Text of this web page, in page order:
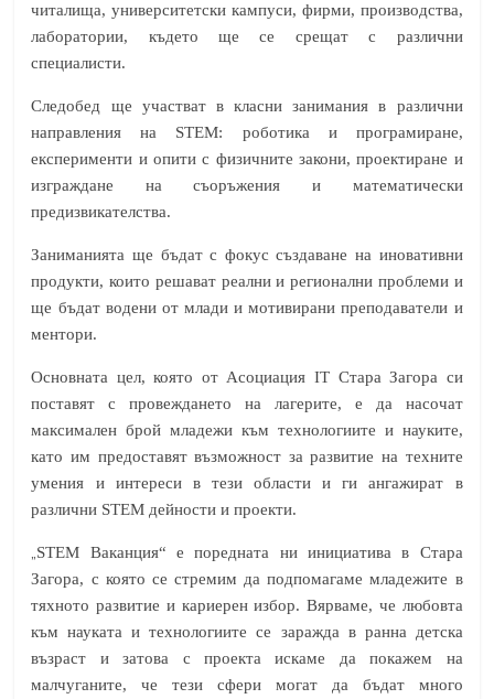
читалища, университетски кампуси, фирми, производства,
лаборатории, където ще се срещат с различни
специалисти.
Следобед ще участват в класни занимания в различни
направления на STEM: роботика и програмиране,
експерименти и опити с физичните закони, проектиране и
изграждане на съоръжения и математически
предизвикателства.
Заниманията ще бъдат с фокус създаване на иновативни
продукти, които решават реални и регионални проблеми и
ще бъдат водени от млади и мотивирани преподаватели и
ментори.
Основната цел, която от Асоциация IT Стара Загора си
поставят с провеждането на лагерите, е да насочат
максимален брой младежи към технологиите и науките,
като им предоставят възможност за развитие на техните
умения и интереси в тези области и ги ангажират в
различни STEM дейности и проекти.
„STEM Ваканция“ е поредната ни инициатива в Стара
Загора, с която се стремим да подпомагаме младежите в
тяхното развитие и кариерен избор. Вярваме, че любовта
към науката и технологиите се заражда в ранна детска
възраст и затова с проекта искаме да покажем на
малчуганите, че тези сфери могат да бъдат много